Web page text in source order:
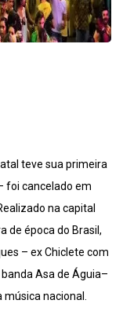
teve sua primeira
foi cancelado em
na capital
de época do Brasil,
– ex Chiclete com
Asa de Águia–
música nacional.